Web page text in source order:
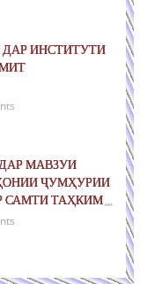
ИНСТИТУТИ
МАВЗУИ
ҶУМҲУРИИ
САМТИ ТАҲКИМИ
ОЯНДА»